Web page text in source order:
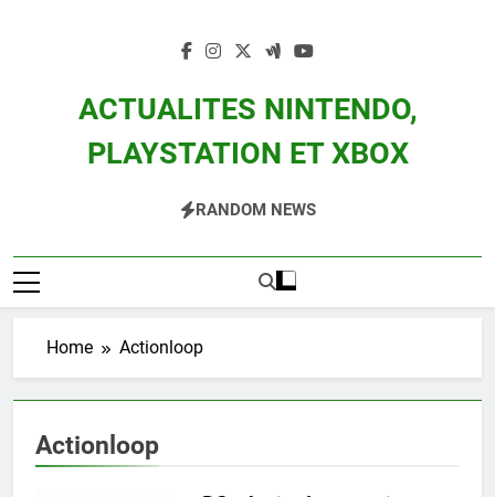
ACTUALITES NINTENDO,
PLAYSTATION ET XBOX
Zelda, Splatoon, Pokemon Entre Autres
RANDOM NEWS
Home Actionloop
Actionloop